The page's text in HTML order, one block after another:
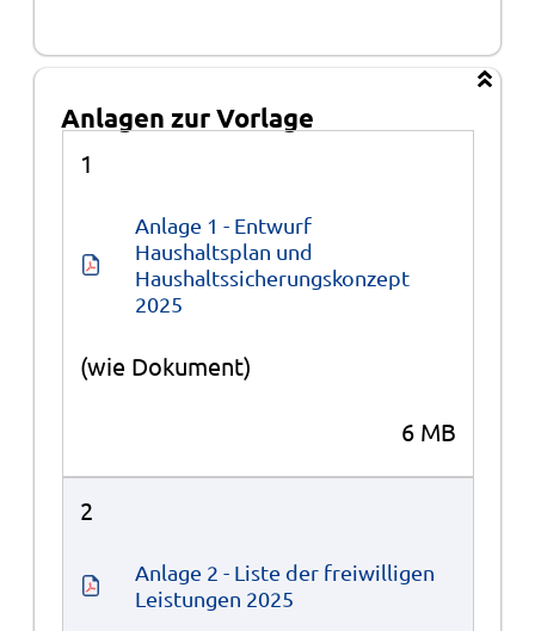
Anlagen zur Vorlage
1
Anlage 1 - Entwurf
Haushaltsplan und
Haushaltssicherungskonzept
2025
(wie Dokument)
6 MB
2
Anlage 2 - Liste der freiwilligen
Leistungen 2025